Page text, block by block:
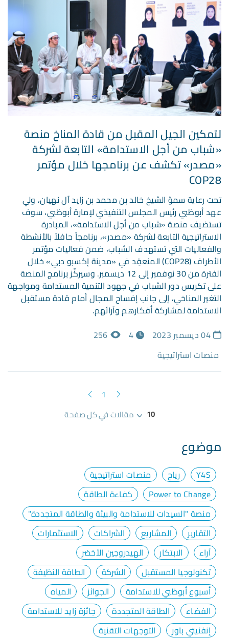
لتمكين الجيل المقبل من قادة المناخ منصة
«شباب من أجل الاستدامة» التابعة لشركة
«مصدر» تكشف عن برنامجها خلال مؤتمر
COP28
تحت رعاية سموّ الشيخ خالد بن محمد بن زايد آل نهيان، ولي
عهد أبوظبي رئيس المجلس التنفيذي لإمارة أبوظبي، سوف
تستضيف منصة «شباب من أجل الاستدامة»، المبادرة
الاستراتيجية التابعة لشركة «مصدر»، برنامجاً حافلاً بالأنشطة
والفعاليات التي تستهدف الشباب، ضمن فعاليات مؤتمر
الأطراف (COP28) المنعقِد في «مدينة إكسبو دبي» خلال
الفترة من 30 نوفمبر إلى 12 ديسمبر. وسيركِّز برنامج المنصة
على تكريس دور الشباب في جهود التنمية المستدامة ومواجهة
التغير المناخي، إلى جانب إفساح المجال أمام قادة مستقبل
الاستدامة لمشاركة أفكارهم وآرائهم.
04 ديسمبر 2023
4
256
منصات استراتيجية
10 مقالات في كل صفحة
1
موضوع
Y4S رياح
منصات استراتيجية
Power to Change
كفاءة الطاقة
منصة "السيدات للاستدامة والبيئة والطاقة المتجددة"
التقارير
المشاريع الشراكات
الاستثمارات
آراء
الابتكار
الهيدروجين الأخضر
تكنولوجيا المستقبل
الشركة
الطاقة النظيفة
أسبوع أبوظبي للاستدامة
الجوائز
المياه
الفضاء
الطاقة المتجددة
جائزة زايد للاستدامة
إنفنيتي باور
التوجهات التقنية